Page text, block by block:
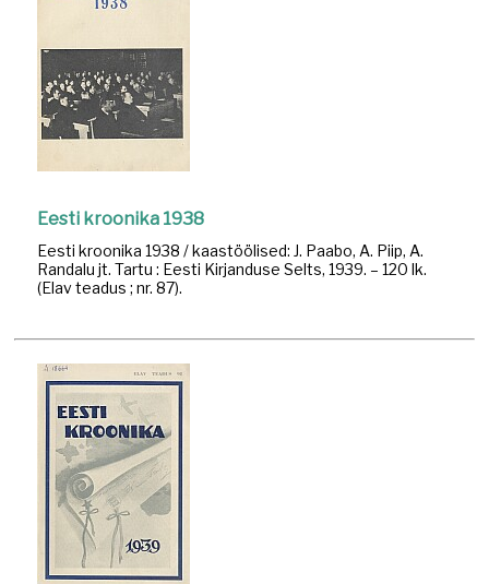
Eesti kroonika 1938
Eesti kroonika 1938 / kaastöölised: J. Paabo, A. Piip, A.
Randalu jt. Tartu : Eesti Kirjanduse Selts, 1939. – 120 lk.
(Elav teadus ; nr. 87).